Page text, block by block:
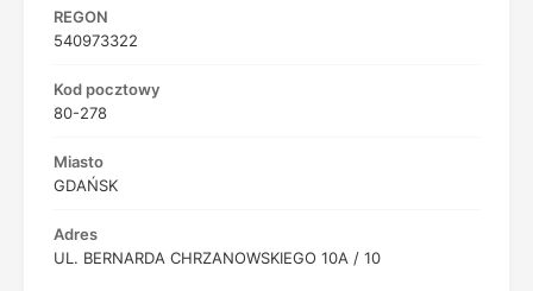
REGON
540973322
Kod pocztowy
80-278
Miasto
GDAŃSK
Adres
UL. BERNARDA CHRZANOWSKIEGO 10A / 10